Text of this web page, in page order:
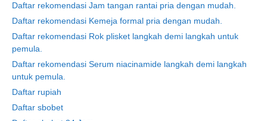
Daftar rekomendasi Jam tangan rantai pria dengan mudah.
Daftar rekomendasi Kemeja formal pria dengan mudah.
Daftar rekomendasi Rok plisket langkah demi langkah untuk
pemula.
Daftar rekomendasi Serum niacinamide langkah demi langkah
untuk pemula.
Daftar rupiah
Daftar sbobet